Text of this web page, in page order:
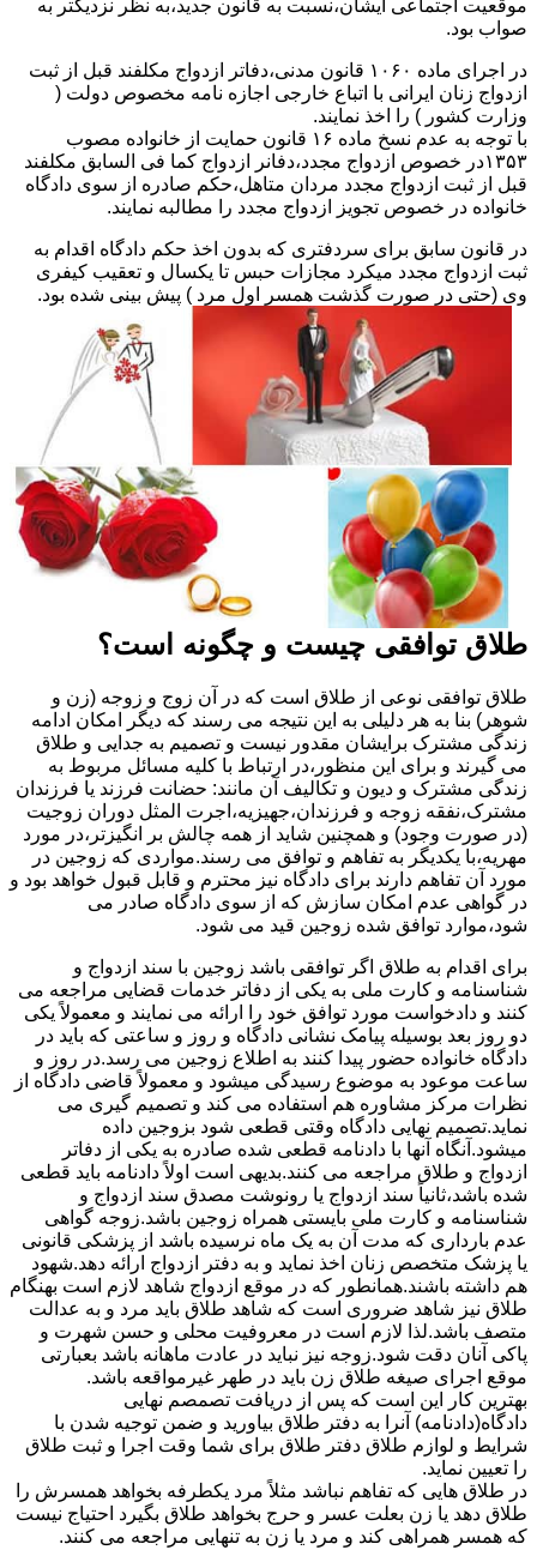
موقعیت اجتماعی ایشان،نسبت به قانون جدید،به نظر نزدیکتر به
صواب بود.
در اجرای ماده ۱۰۶۰ قانون مدنی،دفاتر ازدواج مکلفند قبل از ثبت
ازدواج زنان ایرانی با اتباع خارجی اجازه نامه مخصوص دولت (
وزارت کشور ) را اخذ نمایند.
با توجه به عدم نسخ ماده ۱۶ قانون حمایت از خانواده مصوب
۱۳۵۳در خصوص ازدواج مجدد،دفانر ازدواج کما فی السابق مکلفند
قبل از ثبت ازدواج مجدد مردان متاهل،حکم صادره از سوی دادگاه
خانواده در خصوص تجویز ازدواج مجدد را مطالبه نمایند.
در قانون سابق برای سردفتری که بدون اخذ حکم دادگاه اقدام به
ثبت ازدواج مجدد میکرد مجازات حبس تا یکسال و تعقیب کیفری
وی (حتی در صورت گذشت همسر اول مرد ) پیش بینی شده بود.
طلاق توافقی چیست و چگونه است؟
طلاق توافقی نوعی از طلاق است که در آن زوج و زوجه (زن و
شوهر) بنا به هر دلیلی به این نتیجه می رسند که دیگر امکان ادامه
زندگی مشترک برایشان مقدور نیست و تصمیم به جدایی و طلاق
می گیرند و برای این منظور،در ارتباط با کلیه مسائل مربوط به
زندگی مشترک و دیون و تکالیف آن مانند: حضانت فرزند یا فرزندان
مشترک،نفقه زوجه و فرزندان،جهیزیه،اجرت المثل دوران زوجیت
(در صورت وجود) و همچنین شاید از همه چالش بر انگیزتر،در مورد
مهریه،با یکدیگر به تفاهم و توافق می رسند.مواردی که زوجین در
مورد آن تفاهم دارند برای دادگاه نیز محترم و قابل قبول خواهد بود و
در گواهی عدم امکان سازش که از سوی دادگاه صادر می
شود،موارد توافق شده زوجین قید می شود.
برای اقدام به طلاق اگر توافقی باشد زوجین با سند ازدواج و
شناسنامه و کارت ملی به یکی از دفاتر خدمات قضایی مراجعه می
کنند و دادخواست مورد توافق خود را ارائه می نمایند و معمولاً یکی
دو روز بعد بوسیله پیامک نشانی دادگاه و روز و ساعتی که باید در
دادگاه خانواده حضور پیدا کنند به اطلاع زوجین می رسد.در روز و
ساعت موعود به موضوع رسیدگی میشود و معمولاً قاضی دادگاه از
نظرات مرکز مشاوره هم استفاده می کند و تصمیم گیری می
نماید.تصمیم نهایی دادگاه وقتی قطعی شود بزوجین داده
میشود.آنگاه آنها با دادنامه قطعی شده صادره به یکی از دفاتر
ازدواج و طلاق مراجعه می کنند.بدیهی است اولاً دادنامه باید قطعی
شده باشد،ثانیاً سند ازدواج یا رونوشت مصدق سند ازدواج و
شناسنامه و کارت ملی بایستی همراه زوجین باشد.زوجه گواهی
عدم بارداری که مدت آن به یک ماه نرسیده باشد از پزشکی قانونی
یا پزشک متخصص زنان اخذ نماید و به دفتر ازدواج ارائه دهد.شهود
هم داشته باشند.همانطور که در موقع ازدواج شاهد لازم است بهنگام
طلاق نیز شاهد ضروری است که شاهد طلاق باید مرد و به عدالت
متصف باشد.لذا لازم است در معروفیت محلی و حسن شهرت و
پاکی آنان دقت شود.زوجه نیز نباید در عادت ماهانه باشد بعبارتی
موقع اجرای صیغه طلاق زن باید در طهر غیرمواقعه باشد.
بهترین کار این است که پس از دریافت تصمصم نهایی
دادگاه(دادنامه) آنرا به دفتر طلاق بیاورید و ضمن توجیه شدن با
شرایط و لوازم طلاق دفتر طلاق برای شما وقت اجرا و ثبت طلاق
را تعیین نماید.
در طلاق هایی که تفاهم نباشد مثلاً مرد یکطرفه بخواهد همسرش را
طلاق دهد یا زن بعلت عسر و حرج بخواهد طلاق بگیرد احتیاج نیست
که همسر همراهی کند و مرد یا زن به تنهایی مراجعه می کنند.